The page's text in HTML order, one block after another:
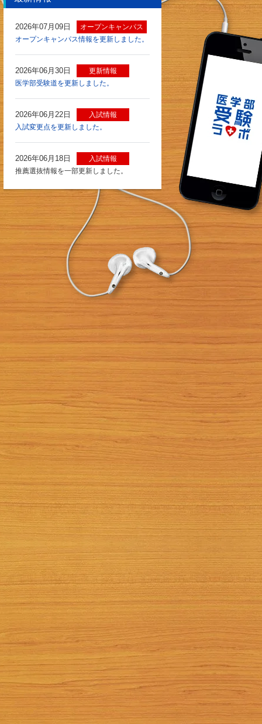
2026年07月09日
オープンキャンパス
オープンキャンパス情報を更新しました。
2026年06月30日
更新情報
医学部受験道を更新しました。
2026年06月22日
入試情報
入試変更点を更新しました。
2026年06月18日
入試情報
推薦選抜情報を一部更新しました。